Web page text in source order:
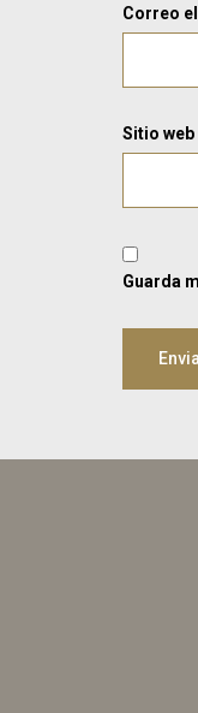
Correo
Sitio web
Guarda